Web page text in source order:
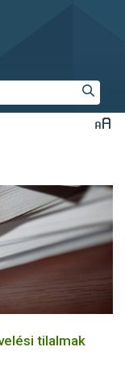
tilalmak